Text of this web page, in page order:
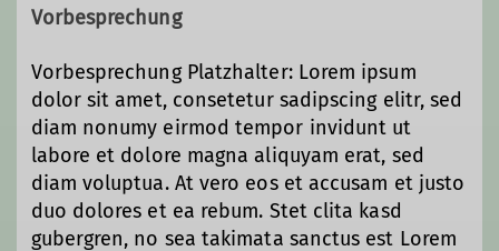
Vorbesprechung
Vorbesprechung Platzhalter: Lorem ipsum
dolor sit amet, consetetur sadipscing elitr, sed
diam nonumy eirmod tempor invidunt ut
labore et dolore magna aliquyam erat, sed
diam voluptua. At vero eos et accusam et justo
duo dolores et ea rebum. Stet clita kasd
gubergren, no sea takimata sanctus est Lorem